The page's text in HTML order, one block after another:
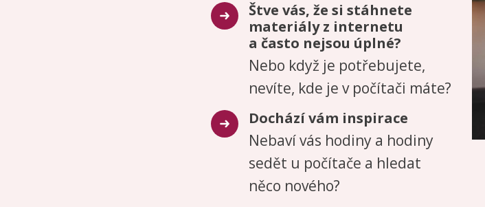
Štve vás, že si stáhnete
materiály z internetu
a často nejsou úplné?
Nebo když je potřebujete,
nevíte, kde je v počítači máte?
Dochází vám inspirace
Nebaví vás hodiny a hodiny
sedět u počítače a hledat
něco nového?